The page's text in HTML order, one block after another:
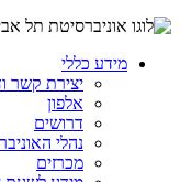
מידע כללי
יצירת קשר
אלפון
דרושים
נהלי
מכרזים